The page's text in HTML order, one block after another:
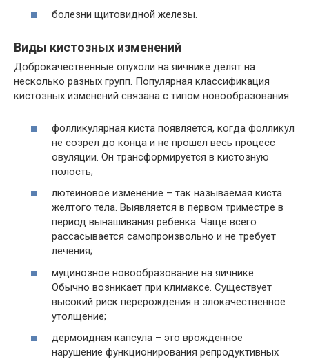
болезни щитовидной железы.
Виды кистозных изменений
Доброкачественные опухоли на яичнике делят на
несколько разных групп. Популярная классификация
кистозных изменений связана с типом новообразования:
фолликулярная киста появляется, когда фолликул
не созрел до конца и не прошел весь процесс
овуляции. Он трансформируется в кистозную
полость;
лютеиновое изменение – так называемая киста
желтого тела. Выявляется в первом триместре в
период вынашивания ребенка. Чаще всего
рассасывается самопроизвольно и не требует
лечения;
муцинозное новообразование на яичнике.
Обычно возникает при климаксе. Существует
высокий риск перерождения в злокачественное
утолщение;
дермоидная капсула – это врожденное
нарушение функционирования репродуктивных